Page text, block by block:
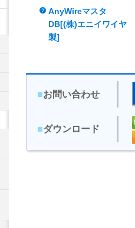
AnyWireマスタ
DB[(株)エニイワイヤ
製]
■お問い合わせ
■ダウンロード